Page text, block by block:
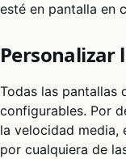
esté en pantalla en
Personalizar
Todas las pantallas
configurables. Por
la velocidad media,
por cualquiera de